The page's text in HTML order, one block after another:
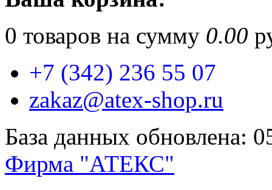
0 товаров на сумму 0.00
+7 (342) 236 55 07
zakaz@atex-shop.ru
База данных обновлена:
Фирма "АТЕКС"